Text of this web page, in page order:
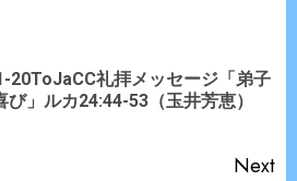
20ToJaCC礼拝メッセージ「弟子
び」ルカ24:44-53（玉井芳恵）
Next